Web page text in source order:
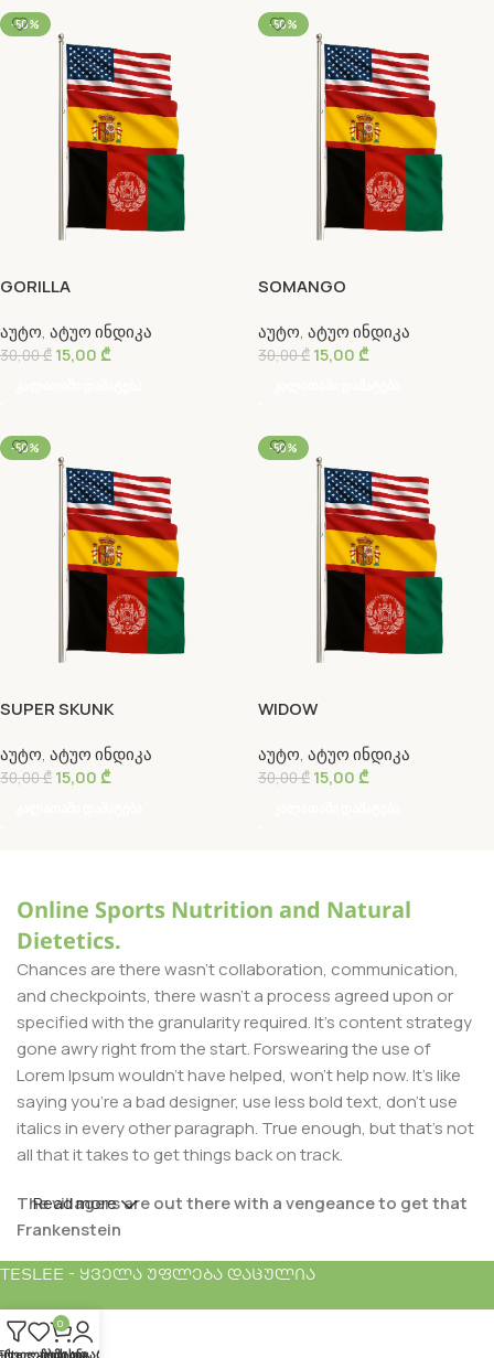
-50%
GORILLA
აუტო, ატუო ინდიკა
30,00₾ 15,00₾
-50%
SOMANGO
აუტო, ატუო ინდიკა
30,00₾ 15,00₾
-50%
SUPER SKUNK
აუტო, ატუო ინდიკა
30,00₾ 15,00₾
-50%
WIDOW
აუტო, ატუო ინდიკა
30,00₾ 15,00₾
Online Sports Nutrition and Natural
Dietetics.
Chances are there wasn't collaboration, communication,
and checkpoints, there wasn't a process agreed upon or
specified with the granularity required. It's content strategy
gone awry right from the start. Forswearing the use of
Lorem Ipsum wouldn't have helped, won't help now. It's like
saying you're a bad designer, use less bold text, don't use
italics in every other paragraph. True enough, but that's not
all that it takes to get things back on track.
The villagers are out there with a vengeance to get that
Frankenstein
You made all the required mock ups for commissioned
layout, got all the approvals, built a tested code base or
had them built, you decided on a content management
Read more
TESLEE - ყველა უფლება დაცულია
სია
0
კალათა
ჩემი ანგარიში